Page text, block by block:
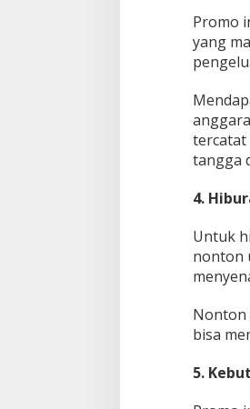
Promo
yang
tercatat
tangga
4.
Untuk
nonton
Nonton
bisa
5.